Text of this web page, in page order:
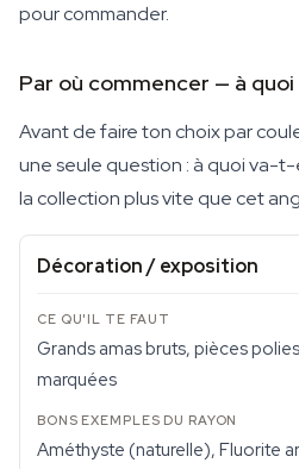
pour commander.
Par où commencer — à
Avant de faire ton choix par
une seule question : à quoi va-
la collection plus vite que cet
Décoration / exposition
Grands amas bruts, pièces
marquées
Améthyste (naturelle), Fluorite